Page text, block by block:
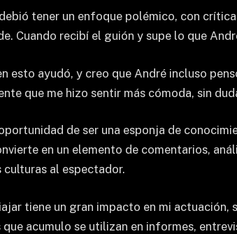
tener un enfoque polémico, con
Cuando recibí el guión y supe lo que
esto ayudó, y creo que André incluso
que me hizo sentir más cómoda, sin
de ser una esponja de
en un elemento de comentarios,
culturas al espectador.
tiene un gran impacto en mi
que acumulo se utilizan en informes,